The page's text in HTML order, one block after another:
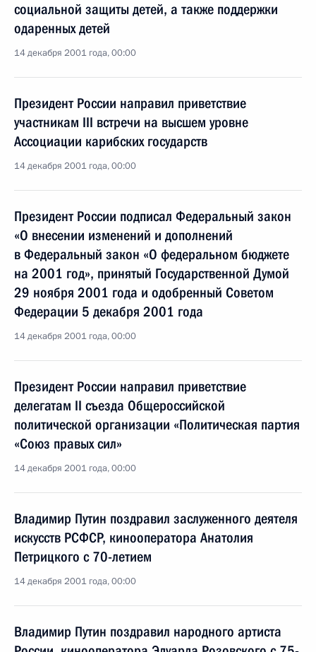
социальной защиты детей, а также поддержки
одаренных детей
14 декабря 2001 года, 00:00
Президент России направил приветствие
участникам III встречи на высшем уровне
Ассоциации карибских государств
14 декабря 2001 года, 00:00
Президент России подписал Федеральный закон
«О внесении изменений и дополнений
в Федеральный закон «О федеральном бюджете
на 2001 год», принятый Государственной Думой
29 ноября 2001 года и одобренный Советом
Федерации 5 декабря 2001 года
14 декабря 2001 года, 00:00
Президент России направил приветствие
делегатам II съезда Общероссийской
политической организации «Политическая партия
«Союз правых сил»
14 декабря 2001 года, 00:00
Владимир Путин поздравил заслуженного деятеля
искусств РСФСР, кинооператора Анатолия
Петрицкого с 70-летием
14 декабря 2001 года, 00:00
Владимир Путин поздравил народного артиста